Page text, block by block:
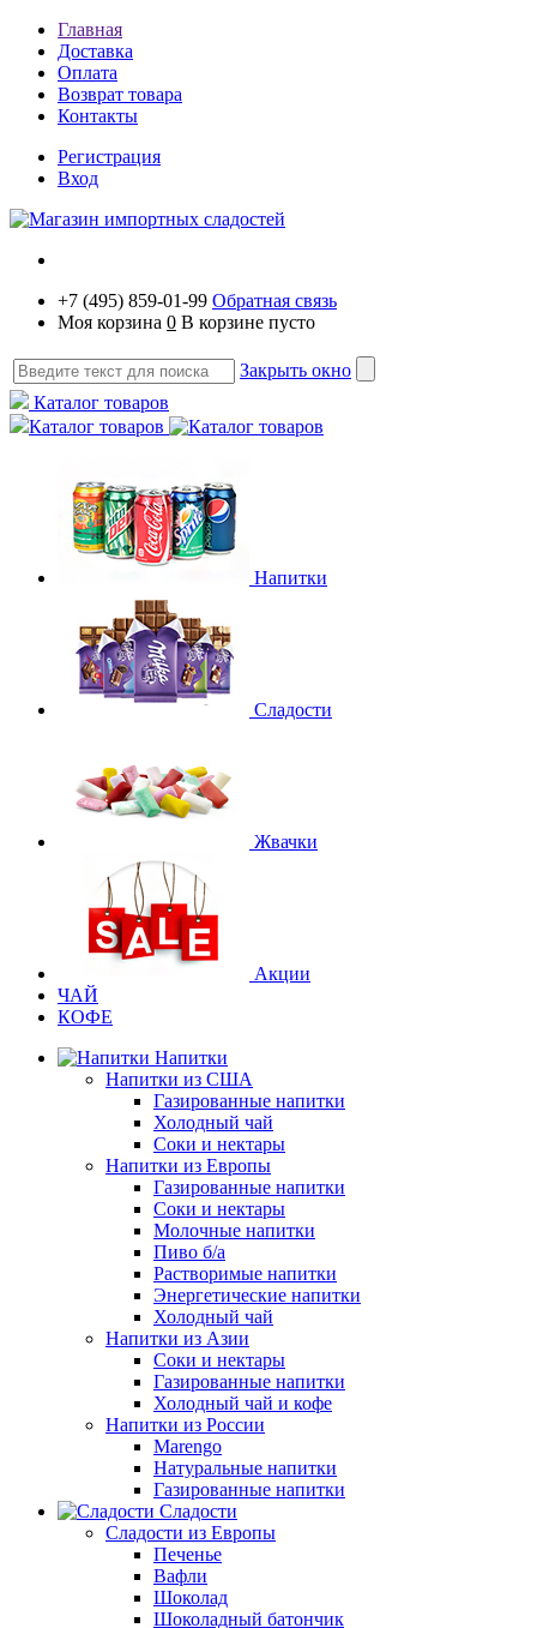
Главная
Доставка
Оплата
Возврат товара
Контакты
Регистрация
Вход
+7 (495) 859-01-99 Обратная связь
Моя корзина 0 В корзине пусто
Закрыть окно
Каталог товаров
Каталог товаров
Напитки
Сладости
Жвачки
Акции
ЧАЙ
КОФЕ
Напитки
Напитки из США
Газированные напитки
Холодный чай
Соки и нектары
Напитки из Европы
Газированные напитки
Соки и нектары
Молочные напитки
Пиво б/а
Растворимые напитки
Энергетические напитки
Холодный чай
Напитки из Азии
Соки и нектары
Газированные напитки
Холодный чай и кофе
Напитки из России
Marengo
Натуральные напитки
Газированные напитки
Сладости
Сладости из Европы
Печенье
Вафли
Шоколад
Шоколадный батончик